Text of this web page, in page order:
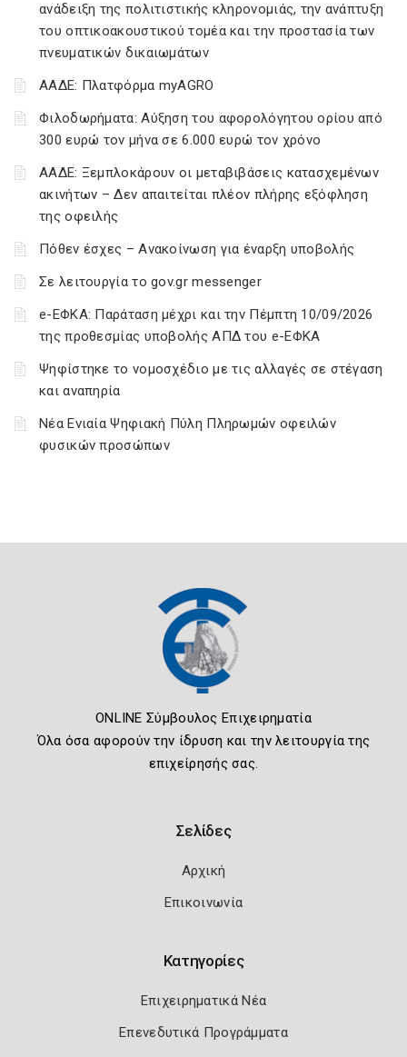
ανάδειξη της πολιτιστικής κληρονομιάς, την ανάπτυξη
του οπτικοακουστικού τομέα και την προστασία των
πνευματικών δικαιωμάτων
ΑΑΔΕ: Πλατφόρμα myAGRO
Φιλοδωρήματα: Αύξηση του αφορολόγητου ορίου από
300 ευρώ τον μήνα σε 6.000 ευρώ τον χρόνο
ΑΑΔΕ: Ξεμπλοκάρουν οι μεταβιβάσεις κατασχεμένων
ακινήτων – Δεν απαιτείται πλέον πλήρης εξόφληση
της οφειλής
Πόθεν έσχες – Ανακοίνωση για έναρξη υποβολής
Σε λειτουργία το gov.gr messenger
e-ΕΦΚΑ: Παράταση μέχρι και την Πέμπτη 10/09/2026
της προθεσμίας υποβολής ΑΠΔ του e-ΕΦΚΑ
Ψηφίστηκε το νομοσχέδιο με τις αλλαγές σε στέγαση
και αναπηρία
Νέα Ενιαία Ψηφιακή Πύλη Πληρωμών οφειλών
φυσικών προσώπων
ONLINE Σύμβουλος Επιχειρηματία
Όλα όσα αφορούν την ίδρυση και την λειτουργία της
επιχείρησής σας.
Σελίδες
Αρχική
Επικοινωνία
Κατηγορίες
Επιχειρηματικά Νέα
Επενεδυτικά Προγράμματα